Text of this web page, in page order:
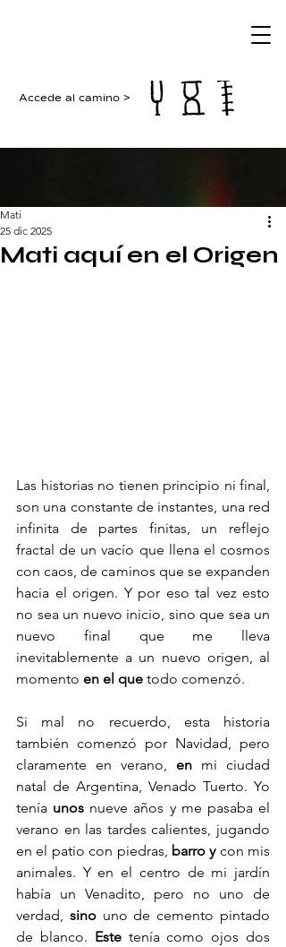
Accede al camino >
Mati aquí en el Origen
Mati
25 dic 2025
Las historias no tienen principio ni final,
son una constante de instantes, una red
infinita de partes finitas, un reflejo
fractal de un vacío que llena el cosmos
con caos, de caminos que se expanden
hacia el origen. Y por eso tal vez esto
no sea un nuevo inicio, sino que sea un
nuevo final que me lleva
inevitablemente a un nuevo origen, al
momento en el que todo comenzó.
Si mal no recuerdo, esta historia
también comenzó por Navidad, pero
claramente en verano, en mi ciudad
natal de Argentina, Venado Tuerto. Yo
tenía unos nueve años y me pasaba el
verano en las tardes calientes, jugando
en el patio con piedras, barro y con mis
animales. Y en el centro de mi jardín
había un Venadito, pero no uno de
verdad, sino uno de cemento pintado
de blanco. Este tenía como ojos dos